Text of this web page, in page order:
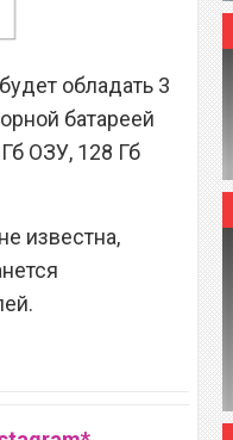
обладать 3
батареей
ОЗУ, 128 Гб
известна,